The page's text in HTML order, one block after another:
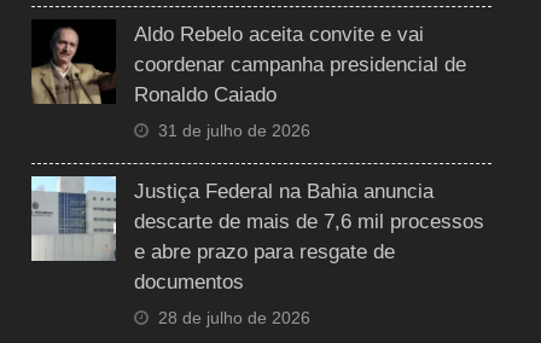
Aldo Rebelo aceita convite e vai
coordenar campanha presidencial de
Ronaldo Caiado
31 de julho de 2026
Justiça Federal na Bahia anuncia
descarte de mais de 7,6 mil processos
e abre prazo para resgate de
documentos
28 de julho de 2026